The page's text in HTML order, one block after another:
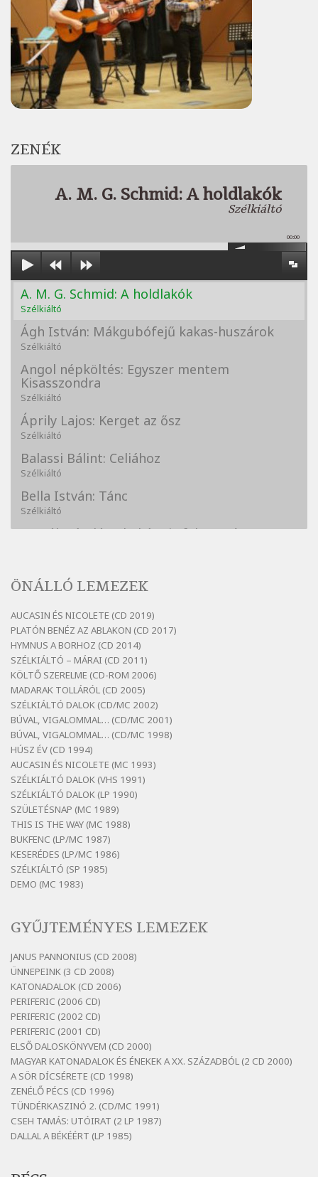
ZENÉK
A. M. G. Schmid: A holdlakók
Szélkiáltó
00:00
A. M. G. Schmid: A holdlakók
Szélkiáltó
Ágh István: Mákgubófejű kakas-huszárok
Szélkiáltó
Angol népköltés: Egyszer mentem
Kisasszondra
Szélkiáltó
Áprily Lajos: Kerget az ősz
Szélkiáltó
Balassi Bálint: Celiához
Szélkiáltó
Bella István: Tánc
Szélkiáltó
Bertók László: A kukára is fel vagy írva
Szélkiáltó
Bertók László: Az arcodra, ha nem vigyázol
Szélkiáltó
Bertók László: Dinnye Döme
Szélkiáltó
Bertók László: Diófa-levélen
Szélkiáltó
Bertók László: El-elképzelem a falansztert
Szélkiáltó
Bertók László: Elmenni kevés, itt maradni
sok
Szélkiáltó
Bertók László: Mintha már pénteken
vasárnap
Szélkiáltó
Bertók László: Ó, az a hol volt vicinális
Bertók László: Vásáros
Szélkiáltó
Bertók László: Vizibolt
Szélkiáltó
Bornemissza Endre: Szitakötő
Szélkiáltó
Detlev von Liliencron: Bölcsődal
Szélkiáltó
Fenyvesi Béla: Lesz-e még menedék?
Szélkiáltó
Fenyvesi Béla: Szélkiáltó kánon
Szélkiáltó
ÖNÁLLÓ LEMEZEK
AUCASIN ÉS NICOLETE (CD 2019)
PLATÓN BENÉZ AZ ABLAKON (CD 2017)
HYMNUS A BORHOZ (CD 2014)
SZÉLKIÁLTÓ – MÁRAI (CD 2011)
KÖLTŐ SZERELME (CD-ROM 2006)
MADARAK TOLLÁRÓL (CD 2005)
SZÉLKIÁLTÓ DALOK (CD/MC 2002)
BÚVAL, VIGALOMMAL… (CD/MC 2001)
BÚVAL, VIGALOMMAL… (CD/MC 1998)
HÚSZ ÉV (CD 1994)
AUCASIN ÉS NICOLETE (MC 1993)
SZÉLKIÁLTÓ DALOK (VHS 1991)
SZÉLKIÁLTÓ DALOK (LP 1990)
SZÜLETÉSNAP (MC 1989)
THIS IS THE WAY (MC 1988)
BUKFENC (LP/MC 1987)
KESERÉDES (LP/MC 1986)
SZÉLKIÁLTÓ (SP 1985)
DEMO (MC 1983)
GYŰJTEMÉNYES LEMEZEK
JANUS PANNONIUS (CD 2008)
ÜNNEPEINK (3 CD 2008)
KATONADALOK (CD 2006)
PERIFERIC (2006 CD)
PERIFERIC (2002 CD)
PERIFERIC (2001 CD)
ELSŐ DALOSKÖNYVEM (CD 2000)
MAGYAR KATONADALOK ÉS ÉNEKEK A XX. SZÁZADBÓL (2 CD 2000)
A SÖR DÍCSÉRETE (CD 1998)
ZENÉLŐ PÉCS (CD 1996)
TÜNDÉRKASZINÓ 2. (CD/MC 1991)
CSEH TAMÁS: UTÓIRAT (2 LP 1987)
DALLAL A BÉKÉÉRT (LP 1985)